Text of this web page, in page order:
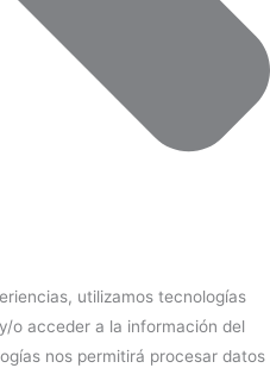
utilizamos tecnologías
o acceder a la información del
nos permitirá procesar datos